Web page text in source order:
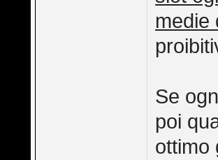
medie
Se
poi
ottimo